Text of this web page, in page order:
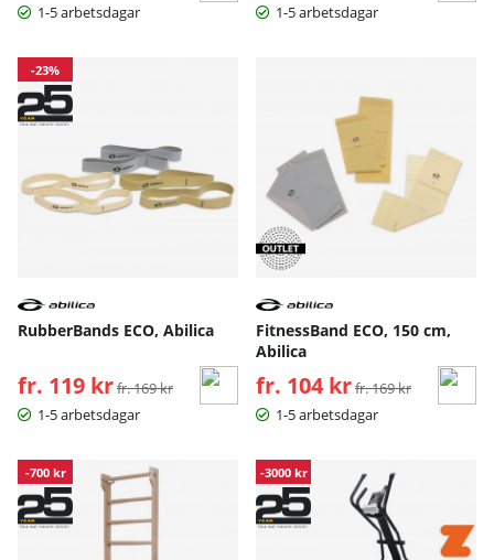
1-5 arbetsdagar
1-5 arbetsdagar
-23%
RubberBands ECO, Abilica
fr. 119 kr Ordinarie pris:
fr. 169 kr
1-5 arbetsdagar
FitnessBand ECO, 150 cm,
Abilica
fr. 104 kr Ordinarie pris:
fr. 169 kr
1-5 arbetsdagar
-700 kr -3000 kr